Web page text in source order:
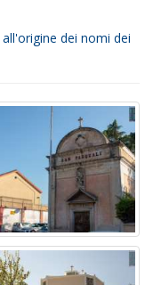
dei nomi dei